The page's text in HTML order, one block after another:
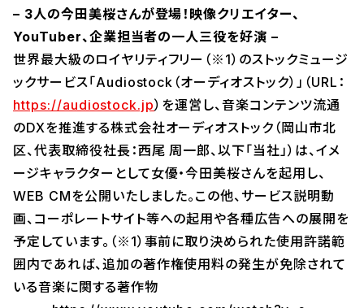
– 3人の今田美桜さんが登場！映像クリエイター、
YouTuber、企業担当者の一人三役を好演 –
世界最大級のロイヤリティフリー（※1）のストックミュージ
ックサービス「Audiostock（オーディオストック）」（URL：
https://audiostock.jp）を運営し、音楽コンテンツ流通
のDXを推進する株式会社オーディオストック（岡山市北
区、代表取締役社長：西尾 周一郎、以下「当社」）は、イメ
ージキャラクターとして女優・今田美桜さんを起用し、
WEB CMを公開いたしました。この他、サービス説明動
画、コーポレートサイト等への起用や各種広告への展開を
予定しています。（※1）事前に取り決められた使用許諾範
囲内であれば、追加の著作権使用料の発生が免除されて
いる音楽に関する著作物